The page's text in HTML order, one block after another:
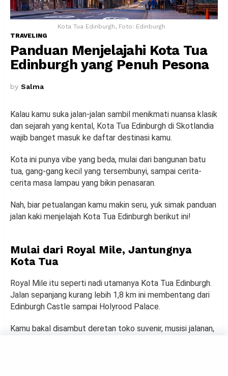
Kota Tua Edinburgh, Foto: Edinburgh
TRAVELING
Panduan Menjelajahi Kota Tua
Edinburgh yang Penuh Pesona
by Salma
Kalau kamu suka jalan-jalan sambil menikmati nuansa klasik
dan sejarah yang kental, Kota Tua Edinburgh di Skotlandia
wajib banget masuk ke daftar destinasi kamu.
Kota ini punya vibe yang beda, mulai dari bangunan batu
tua, gang-gang kecil yang tersembunyi, sampai cerita-
cerita masa lampau yang bikin penasaran.
Nah, biar petualangan kamu makin seru, yuk simak panduan
jalan kaki menjelajah Kota Tua Edinburgh berikut ini!
Mulai dari Royal Mile, Jantungnya
Kota Tua
Royal Mile itu seperti nadi utamanya Kota Tua Edinburgh.
Jalan sepanjang kurang lebih 1,8 km ini membentang dari
Edinburgh Castle sampai Holyrood Palace.
Kamu bakal disambut deretan toko suvenir, musisi jalanan,